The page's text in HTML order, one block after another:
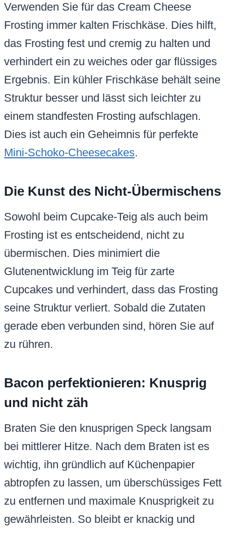
Verwenden Sie für das Cream Cheese
Frosting immer kalten Frischkäse. Dies hilft,
das Frosting fest und cremig zu halten und
verhindert ein zu weiches oder gar flüssiges
Ergebnis. Ein kühler Frischkäse behält seine
Struktur besser und lässt sich leichter zu
einem standfesten Frosting aufschlagen.
Dies ist auch ein Geheimnis für perfekte
Mini-Schoko-Cheesecakes.
Die Kunst des Nicht-Übermischens
Sowohl beim Cupcake-Teig als auch beim
Frosting ist es entscheidend, nicht zu
übermischen. Dies minimiert die
Glutenentwicklung im Teig für zarte
Cupcakes und verhindert, dass das Frosting
seine Struktur verliert. Sobald die Zutaten
gerade eben verbunden sind, hören Sie auf
zu rühren.
Bacon perfektionieren: Knusprig
und nicht zäh
Braten Sie den knusprigen Speck langsam
bei mittlerer Hitze. Nach dem Braten ist es
wichtig, ihn gründlich auf Küchenpapier
abtropfen zu lassen, um überschüssiges Fett
zu entfernen und maximale Knusprigkeit zu
gewährleisten. So bleibt er knackig und